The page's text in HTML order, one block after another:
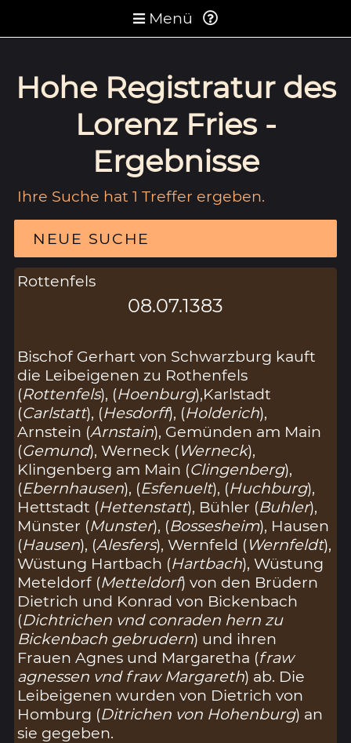
Menü
Hohe Registratur des
Lorenz Fries -
Ergebnisse
Ihre Suche hat 1 Treffer ergeben.
NEUE SUCHE
Rottenfels
08.07.1383
Bischof Gerhart von Schwarzburg kauft
die Leibeigenen zu Rothenfels
(Rottenfels), (Hoenburg),Karlstadt
(Carlstatt), (Hesdorff), (Holderich),
Arnstein (Arnstain), Gemünden am Main
(Gemund), Werneck (Werneck),
Klingenberg am Main (Clingenberg),
(Ebernhausen), (Esfenuelt), (Huchburg),
Hettstadt (Hettenstatt), Bühler (Buhler),
Münster (Munster), (Bossesheim), Hausen
(Hausen), (Alesfers), Wernfeld (Wernfeldt),
Wüstung Hartbach (Hartbach), Wüstung
Meteldorf (Metteldorf) von den Brüdern
Dietrich und Konrad von Bickenbach
(Dichtrichen vnd conraden hern zu
Bickenbach gebrudern) und ihren
Frauen Agnes und Margaretha (fraw
agnessen vnd fraw Margareth) ab. Die
Leibeigenen wurden von Dietrich von
Homburg (Ditrichen von Hohenburg) an
sie gegeben.